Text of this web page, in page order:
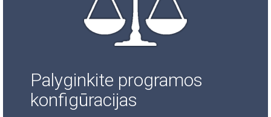
Palyginkite programos
konfigūracijas